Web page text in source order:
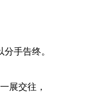
手告终。
展交往，